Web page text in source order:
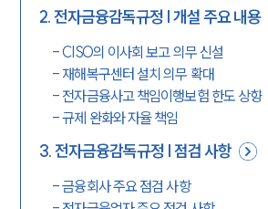
2.전자금융감독규정 | 개설 주요 내용
-CISO의 이사회 보고 의무 신설
- 재해복구센터 설치 의무 확대
- 전자금융사고 책임이행보험 한도 상향
-규제 완화와 자율 책임
3.전자금융감독규정 | 점검 사항
-금융회사 주요 점검 사항